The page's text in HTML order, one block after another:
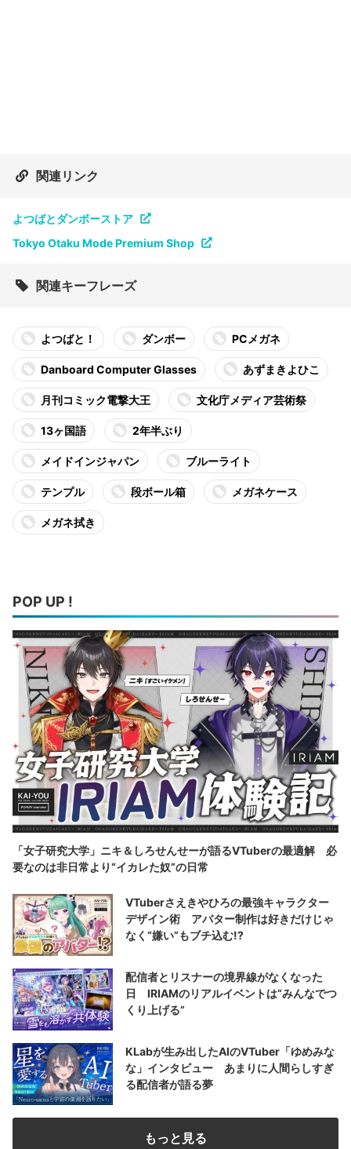
関連リンク
よつばとダンボーストア
Tokyo Otaku Mode Premium Shop
関連キーフレーズ
よつばと！ ダンボー PCメガネ
Danboard Computer Glasses あずまきよひこ
月刊コミック電撃大王 文化庁メディア芸術祭
13ヶ国語 2年半ぶり
メイドインジャパン ブルーライト
テンプル 段ボール箱 メガネケース
メガネ拭き
POP UP !
「女子研究大学」ニキ＆しろせんせーが語るVTuberの最適解 必
要なのは非日常より“イカレた奴”の日常
VTuberさえきやひろの最強キャラクター
デザイン術 アバター制作は好きだけじゃ
なく“嫌い”もブチ込む!?
配信者とリスナーの境界線がなくなった
日 IRIAMのリアルイベントは“みんなでつ
くり上げる”
KLabが生み出したAIのVTuber「ゆめみな
な」インタビュー あまりに人間らしすぎ
る配信者が語る夢
もっと見る